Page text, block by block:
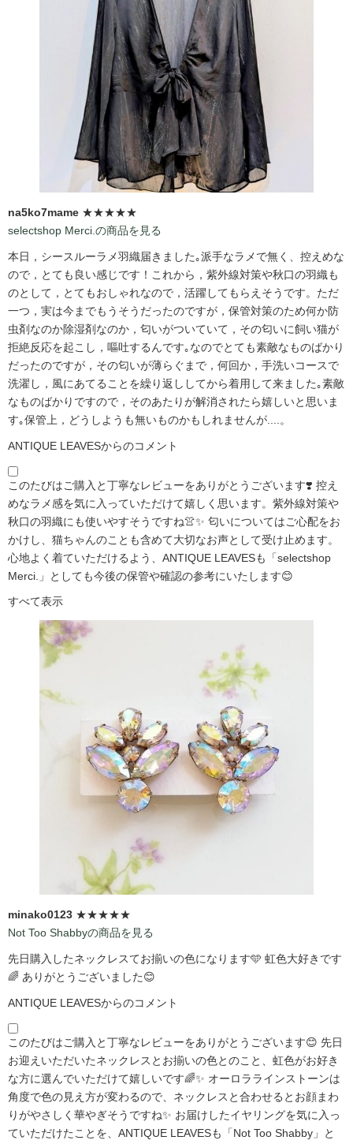
na5ko7mame ★★★★★
selectshop Merci.の商品を見る
本日，シースルーラメ羽織届きました｡派手なラメで無く、控えめな
ので，とても良い感じです！これから，紫外線対策や秋口の羽織も
のとして，とてもおしゃれなので，活躍してもらえそうです。ただ
一つ，実は今までもうそうだったのですが，保管対策のため何か防
虫剤なのか除湿剤なのか，匂いがついていて，その匂いに飼い猫が
拒絶反応を起こし，嘔吐するんです｡なのでとても素敵なものばかり
だったのですが，その匂いが薄らぐまで，何回か，手洗いコースで
洗濯し，風にあてることを繰り返ししてから着用して来ました｡素敵
なものばかりですので，そのあたりが解消されたら嬉しいと思いま
す｡保管上，どうしようも無いものかもしれませんが....。
ANTIQUE LEAVESからのコメント
このたびはご購入と丁寧なレビューをありがとうございます❣️ 控え
めなラメ感を気に入っていただけて嬉しく思います。紫外線対策や
秋口の羽織にも使いやすそうですね👚✨ 匂いについてはご心配をお
かけし、猫ちゃんのことも含めて大切なお声として受け止めます。
心地よく着ていただけるよう、ANTIQUE LEAVESも「selectshop
Merci.」としても今後の保管や確認の参考にいたします😊
すべて表示
minako0123 ★★★★★
Not Too Shabbyの商品を見る
先日購入したネックレスてお揃いの色になります🩵 虹色大好きです
🌈 ありがとうございました😊
ANTIQUE LEAVESからのコメント
このたびはご購入と丁寧なレビューをありがとうございます😊 先日
お迎えいただいたネックレスとお揃いの色とのこと、虹色がお好き
な方に選んでいただけて嬉しいです🌈✨ オーロララインストーンは
角度で色の見え方が変わるので、ネックレスと合わせるとお顔まわ
りがやさしく華やぎそうですね✨ お届けしたイヤリングを気に入っ
ていただけたことを、ANTIQUE LEAVESも「Not Too Shabby」と